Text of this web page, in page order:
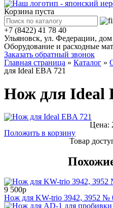
Корзина пуста
+7 (8422) 41 78 40
Ульяновск, ул. Федерации,
Оборудование и расходные
Заказать обратный звонок
Главная страница » Каталог »
для Ideal EBA 721
Нож для Ideal
Цена:
Положить в корзину
Товар
9 500р
Нож для KW-trio 3942, 3952 №